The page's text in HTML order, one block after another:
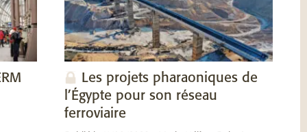
Les projets pharaoniques de
l’Égypte pour son réseau
ferroviaire